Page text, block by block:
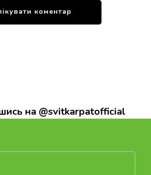
на @svitkarpatofficial